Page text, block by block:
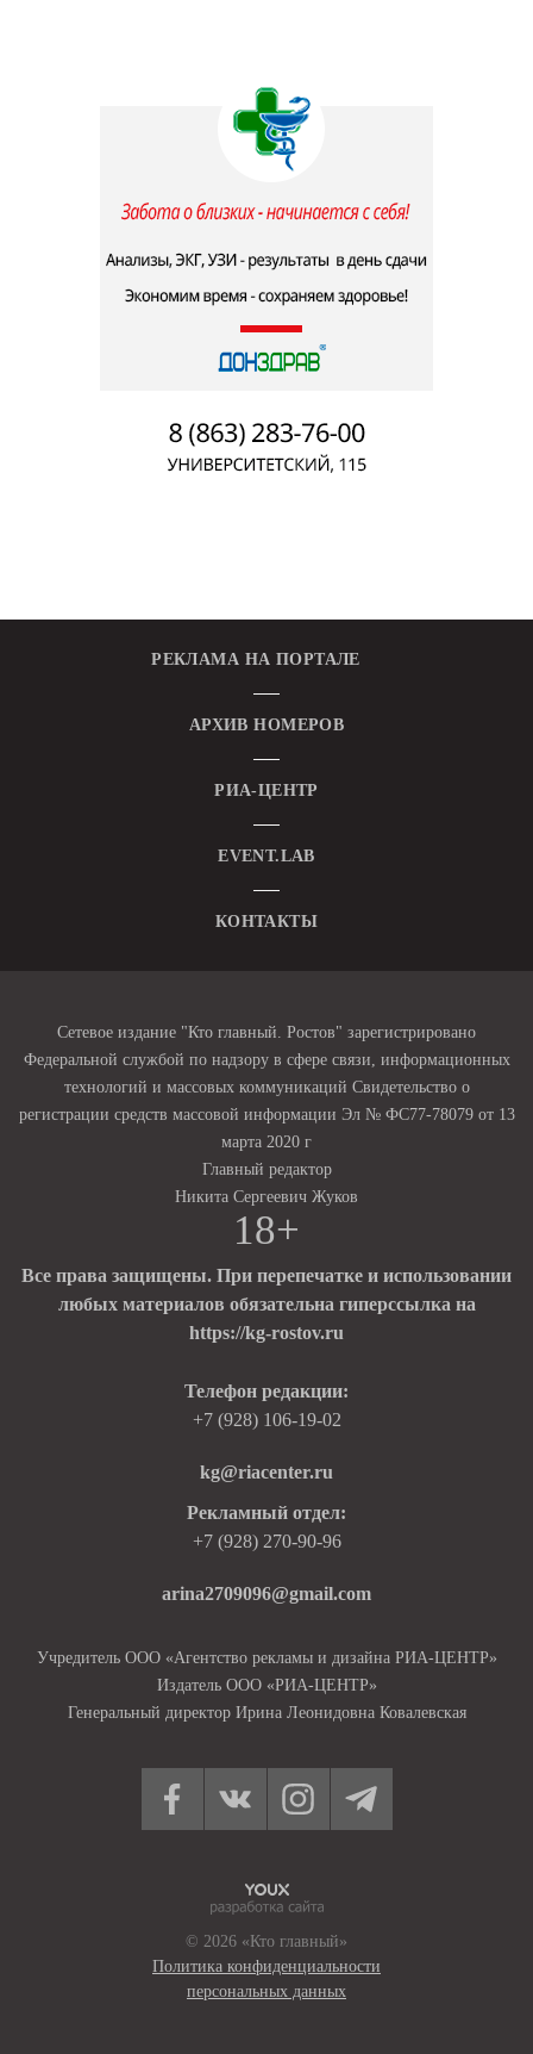
РЕКЛАМА НА ПОРТАЛЕ
АРХИВ НОМЕРОВ
РИА-ЦЕНТР
EVENT.LAB
КОНТАКТЫ
Сетевое издание "Кто главный. Ростов" зарегистрировано
Федеральной службой по надзору в сфере связи, информационных
технологий и массовых коммуникаций Свидетельство о
регистрации средств массовой информации Эл № ФС77-78079 от 13
марта 2020 г
Главный редактор
Никита Сергеевич Жуков
18+
Все права защищены. При перепечатке и использовании
любых материалов обязательна гиперссылка на
https://kg-rostov.ru
Телефон редакции:
+7 (928) 106-19-02
kg@riacenter.ru
Рекламный отдел:
+7 (928) 270-90-96
arina2709096@gmail.com
Учредитель ООО «Агентство рекламы и дизайна РИА-ЦЕНТР»
Издатель ООО «РИА-ЦЕНТР»
Генеральный директор Ирина Леонидовна Ковалевская
© 2026 «Кто главный»
Политика конфиденциальности
персональных данных